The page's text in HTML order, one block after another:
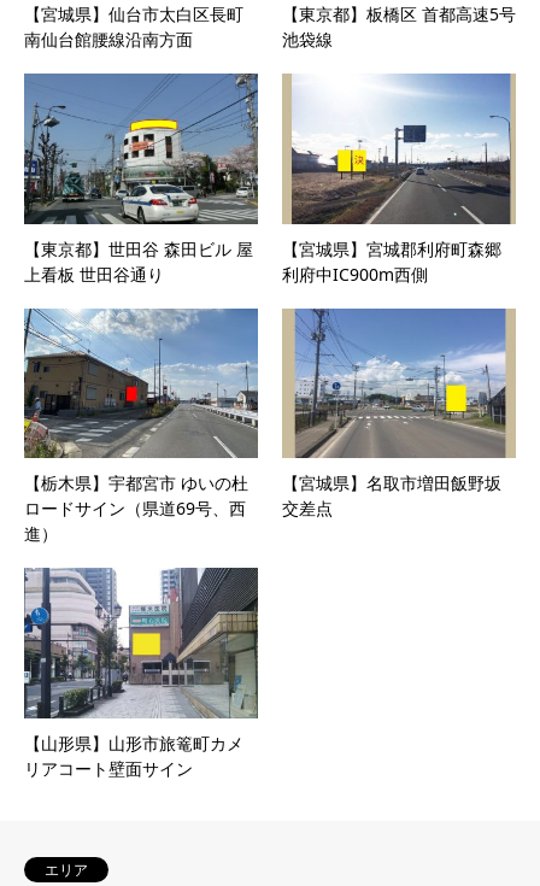
【宮城県】仙台市太白区長町
南仙台館腰線沿南方面
【東京都】板橋区 首都高速5号
池袋線
【東京都】世田谷 森田ビル 屋
上看板 世田谷通り
【宮城県】宮城郡利府町森郷
利府中IC900m西側
【栃木県】宇都宮市 ゆいの杜
ロードサイン（県道69号、西
進）
【宮城県】名取市増田飯野坂
交差点
【山形県】山形市旅篭町カメ
リアコート壁面サイン
エリア